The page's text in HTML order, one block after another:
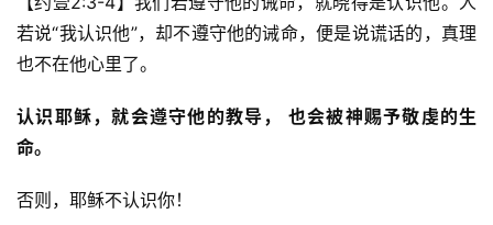
神
学
研
按
查
登录 注册
若说“我认识他”，却不遵守他的诫命，便是说谎话的，真理
也不在他心里了。
认识耶稣，就会遵守他的教导， 也会被神赐予敬虔的生
命。
否则，耶稣不认识你！